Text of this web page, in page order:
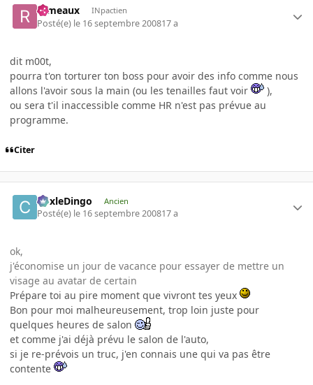
rameaux INpactien
Posté(e) le 16 septembre 200817 a
dit m00t,
pourra t'on torturer ton boss pour avoir des info comme nous
allons l'avoir sous la main (ou les tenailles faut voir
),
ou sera t'il inaccessible comme HR n'est pas prévue au
programme.
Citer
CoxleDingo Ancien
Posté(e) le 16 septembre 200817 a
ok,
j'économise un jour de vacance pour essayer de mettre un
visage au avatar de certain
Prépare toi au pire moment que vivront tes yeux
Bon pour moi malheureusement, trop loin juste pour
quelques heures de salon
et comme j'ai déjà prévu le salon de l'auto,
si je re-prévois un truc, j'en connais une qui va pas être
contente